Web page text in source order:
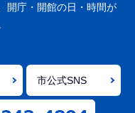
開庁・開館の日・時間が
市公式SNS